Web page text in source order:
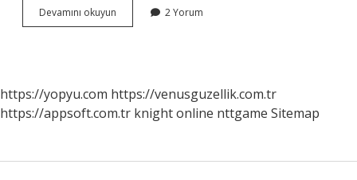
Devamını okuyun
Etkisi
2 Yorum
https://yopyu.com https://venusguzellik.com.tr
https://appsoft.com.tr knight online nttgame Sitemap